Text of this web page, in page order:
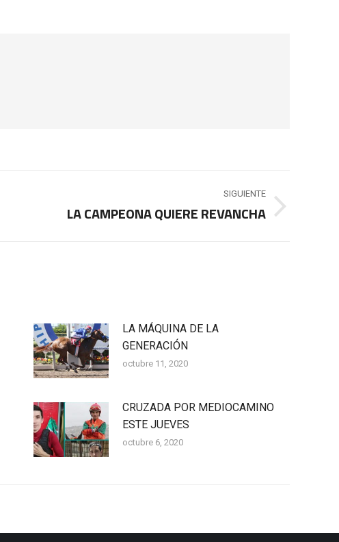
SIGUIENTE
LA CAMPEONA QUIERE REVANCHA
LA MÁQUINA DE LA
GENERACIÓN
octubre 11, 2020
CRUZADA POR MEDIOCAMINO
ESTE JUEVES
octubre 6, 2020